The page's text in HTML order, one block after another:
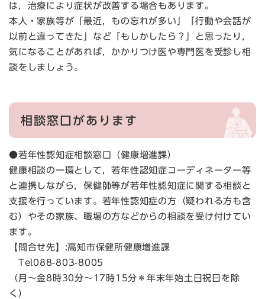
は，治療により症状が改善する場合もあります。
本人・家族等が「最近，もの忘れが多い」「行動や会話が
以前と違ってきた」など「もしかしたら？」と思ったり，
気になることがあれば，かかりつけ医や専門医を受診し相
談をしましょう。
相談窓口があります
●若年性認知症相談窓口（健康増進課）
健康相談の一環として，若年性認知症コーディネーター等
と連携しながら，保健師等が若年性認知症に関する相談と
支援を行っています。若年性認知症の方（疑われる方も含
む）やその家族、職場の方などからの相談を受け付けてい
ます。
【問合せ先】:高知市保健所健康増進課
Tel088-803-8005
（月～金8時30分～17時15分＊年末年始土日祝日を除
く）